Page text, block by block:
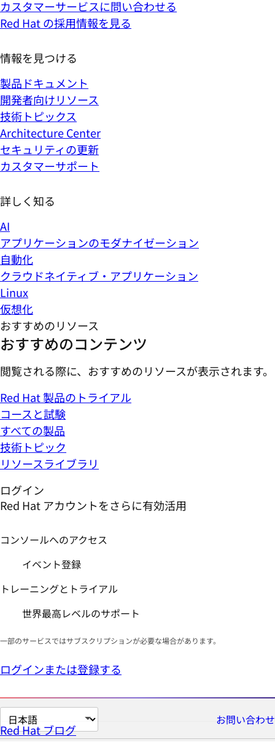
カスタマーサービスに問い合わせる
Red Hat の採用情報を見る
情報を見つける
製品ドキュメント
開発者向けリソース
技術トピックス
Architecture Center
セキュリティの更新
カスタマーサポート
詳しく知る
AI
アプリケーションのモダナイゼーション
自動化
クラウドネイティブ・アプリケーション
Linux
仮想化
おすすめのリソース
おすすめのコンテンツ
閲覧される際に、おすすめのリソースが表示されます。
Red Hat 製品のトライアル
コースと試験
すべての製品
技術トピック
リソースライブラリ
ログイン
Red Hat アカウントをさらに有効活用
コンソールへのアクセス
イベント登録
トレーニングとトライアル
世界最高レベルのサポート
一部のサービスではサブスクリプションが必要な場合があります。
ログインまたは登録する
ペ
ー
お問い合わせ
Red Hat ブログ